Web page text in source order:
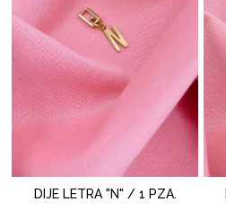
DIJE LETRA "N" / 1 PZA.